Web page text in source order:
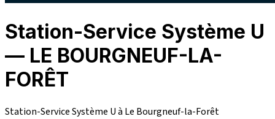
Station-Service Système U
— LE BOURGNEUF-LA-
FORÊT
Station-Service Système U à Le Bourgneuf-la-Forêt